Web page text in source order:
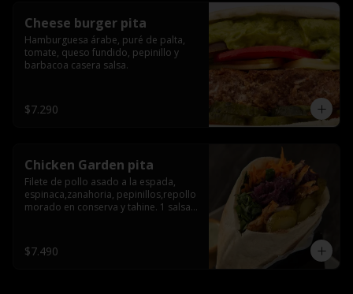
Cheese burger pita
Hamburguesa árabe, puré de palta,
tomate, queso fundido, pepinillo y
barbacoa casera salsa.
$7.290
Chicken Garden pita
Filete de pollo asado a la espada,
espinaca,zanahoria, pepinillos,repollo
morado en conserva y tahine. 1 salsa
$7.490